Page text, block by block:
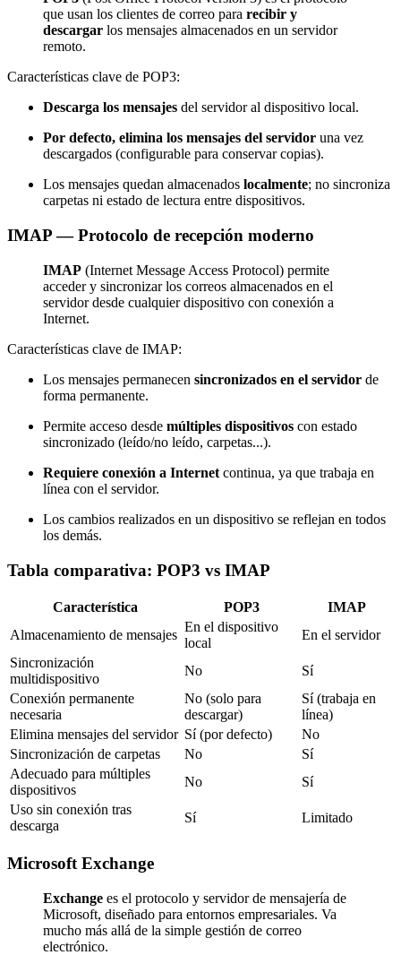
que usan los clientes de correo para recibir y
descargar los mensajes almacenados en un servidor
remoto.
Características clave de POP3:
Descarga los mensajes del servidor al dispositivo local.
Por defecto, elimina los mensajes del servidor una vez
descargados (configurable para conservar copias).
Los mensajes quedan almacenados localmente; no sincroniza
carpetas ni estado de lectura entre dispositivos.
IMAP — Protocolo de recepción moderno
IMAP (Internet Message Access Protocol) permite
acceder y sincronizar los correos almacenados en el
servidor desde cualquier dispositivo con conexión a
Internet.
Características clave de IMAP:
Los mensajes permanecen sincronizados en el servidor de
forma permanente.
Permite acceso desde múltiples dispositivos con estado
sincronizado (leído/no leído, carpetas...).
Requiere conexión a Internet continua, ya que trabaja en
línea con el servidor.
Los cambios realizados en un dispositivo se reflejan en todos
los demás.
Tabla comparativa: POP3 vs IMAP
Característica POP3
IMAP
Almacenamiento de mensajes
En el dispositivo
local
En el servidor
Sincronización
multidispositivo
No
Sí
Conexión permanente
necesaria
No (solo para
descargar)
Sí (trabaja en
línea)
Elimina mensajes del servidor Sí (por defecto)
No
Sincronización de carpetas
No
Sí
Adecuado para múltiples
dispositivos
No
Sí
Uso sin conexión tras
descarga
Sí Limitado
Microsoft Exchange
Exchange es el protocolo y servidor de mensajería de
Microsoft, diseñado para entornos empresariales. Va
mucho más allá de la simple gestión de correo
electrónico.